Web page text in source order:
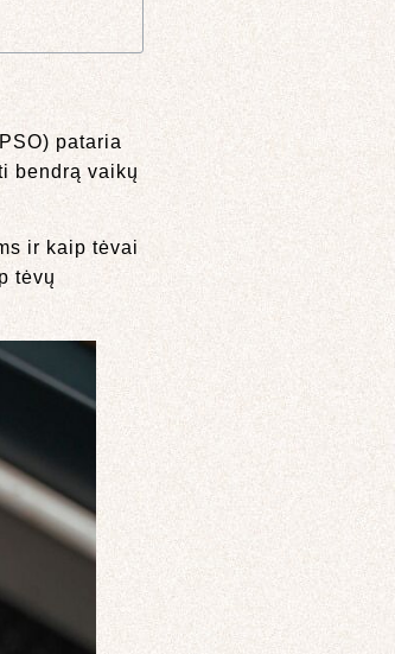
pataria
bendrą vaikų
ir kaip tėvai
tėvų